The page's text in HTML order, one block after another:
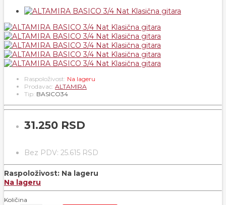
Raspoloživost: Na lageru
Prodavac: ALTAMIRA
Tip: BASICO34
31.250 RSD
Bez PDV: 25.615 RSD
Raspoloživost: Na lageru
Na lageru
Količina